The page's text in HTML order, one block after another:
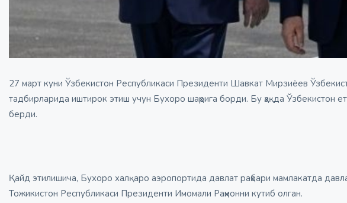
27 март куни Ўзбекистон Республикаси Президенти Шавкат Мирзиёев
тадбирларида иштирок этиш учун Бухоро шаҳрига борди. Бу ҳақда Ўзбекистон
берди.
Қайд этилишича, Бухоро халқаро аэропортида давлат раҳбари мамлакатда
Тожикистон Республикаси Президенти Имомали Раҳмонни кутиб олган.